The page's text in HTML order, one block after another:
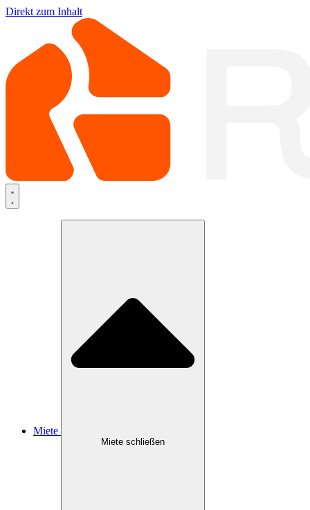
Direkt zum Inhalt
Miete
Miete schließen